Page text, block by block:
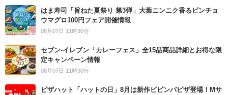
はま寿司「旨ねた夏祭り 第3弾」大葉ニンニク香るビンチョ
ウマグロ100円フェア開催情報
08月07日 11時30分
セブン‐イレブン「カレーフェス」全15品商品詳細とお得な限
定キャンペーン情報
08月07日 11時30分
ピザハット「ハットの日」8月は新作ビビンバピザ登場！Mサ